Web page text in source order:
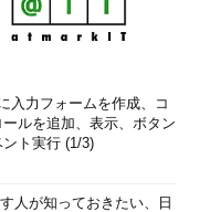
入力フォームを作成、コ
ールを追加、表示、ボタン
ト実行 (1/3)
人が知っておきたい、日